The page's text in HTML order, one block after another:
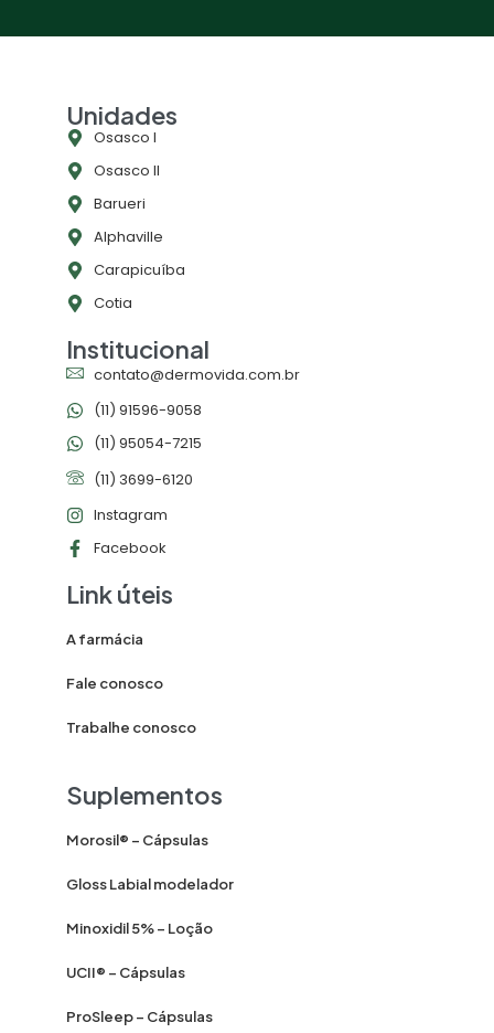
Unidades
Osasco l
Osasco ll
Barueri
Alphaville
Carapicuíba
Cotia
Institucional
contato@dermovida.com.br
(11) 91596-9058
(11) 95054-7215
(11) 3699-6120
Instagram
Facebook
Link úteis
A farmácia
Fale conosco
Trabalhe conosco
Suplementos
Morosil® – Cápsulas
Gloss Labial modelador
Minoxidil 5% – Loção
UCII® – Cápsulas
ProSleep – Cápsulas